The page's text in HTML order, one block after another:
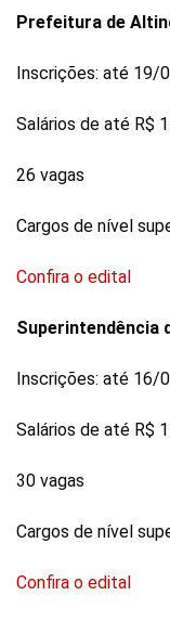
Prefeitura de
Inscrições: até 19/
Salários de até R$
26 vagas
Cargos de nível
Confira o edital
Superintendência
Inscrições: até 16/
Salários de até R$
30 vagas
Cargos de nível
Confira o edital